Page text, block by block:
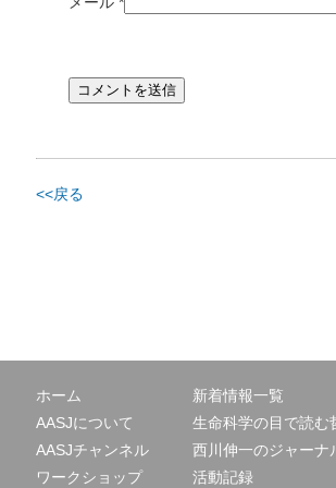
<<戻る
ホーム
AASJについて
AASJチャンネル
ワークショップ
新着情報一覧
生命科学の目で読む
西川伸一のジャーナ
活動記録